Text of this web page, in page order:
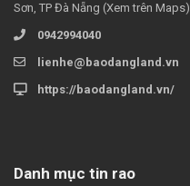
Sơn, TP Đà Nẵng (Xem trên Maps)
0942994040
lienhe@baodangland.vn
https://baodangland.vn/
Danh mục tin rao